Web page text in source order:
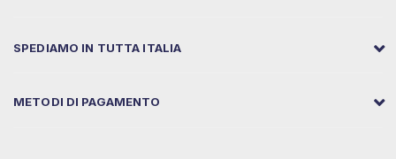
SPEDIAMO IN TUTTA ITALIA
METODI DI PAGAMENTO